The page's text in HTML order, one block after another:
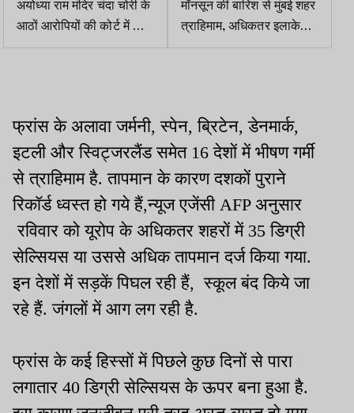
अयोध्या राम मंदिर चंदा चोरी के
आठों आरोपियों की कोर्ट में आज
पेशी, सुप्रीम कोर्ट में भी सुनवाई
मॉनसून की बारिश से मुंबई शहर
त्राहिमाम, अधिकतर इलाके
पानी पानी हो गये
फ्रांस के अलावा जर्मनी, स्पेन, ब्रिटेन, डेनमार्क,
इटली और स्विट्जरलैंड समेत 16 देशों में भीषण गर्मी
से त्राहिमाम है. तापमान के कारण दशकों पुराने
रिकॉर्ड ध्वस्त हो गये हैं,न्यूज एजेंसी AFP अनुसार
रविवार को यूरोप के अधिकतर शहरों में 35 डिग्री
सेल्सियस या उससे अधिक तापमान दर्ज किया गया.
इन देशों में सड़कें पिघल रही हैं, स्कूल बंद किये जा
रहे हैं. जंगलों में आग लग रही है.
फ्रांस के कई हिस्सों में पिछले कुछ दिनों से पारा
लगातार 40 डिग्री सेल्सियस के ऊपर बना हुआ है.